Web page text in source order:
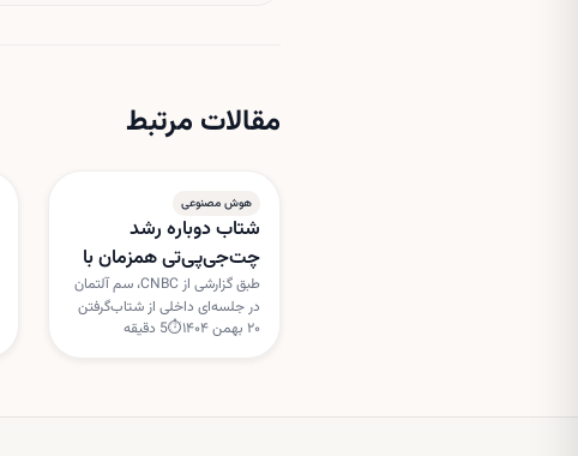
مقالات مرتبط
هوش مصنوعی
شتاب دوباره رشد
چت‌جی‌پی‌تی همزمان با
دور جدید سرمایه‌گذاری
اوپن‌ای‌آی
طبق گزارشی از CNBC، سم آلتمان
در جلسه‌ای داخلی از شتاب‌گرفتن
دوباره رشد چت‌جی‌پی‌تی سخن
۲۰ بهمن ۱۴۰۴ ⏱
5 دقیقه